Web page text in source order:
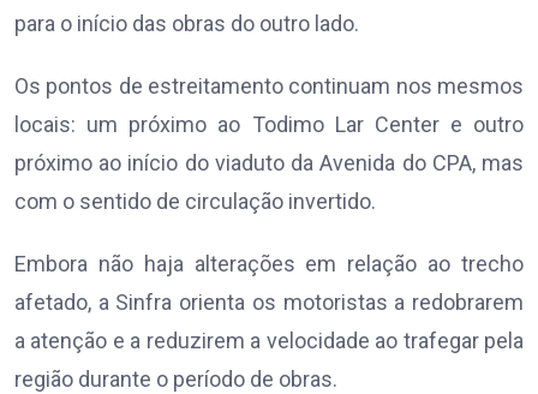
para o início das obras do outro lado.
Os pontos de estreitamento continuam nos mesmos
locais: um próximo ao Todimo Lar Center e outro
próximo ao início do viaduto da Avenida do CPA, mas
com o sentido de circulação invertido.
Embora não haja alterações em relação ao trecho
afetado, a Sinfra orienta os motoristas a redobrarem
a atenção e a reduzirem a velocidade ao trafegar pela
região durante o período de obras.